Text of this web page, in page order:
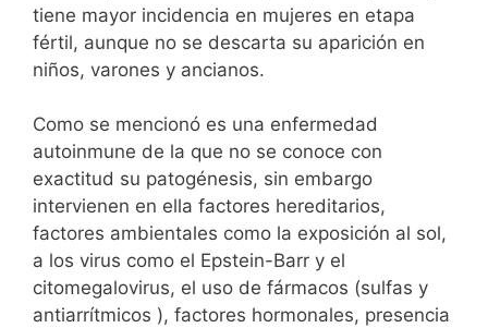
tiene mayor incidencia en mujeres en etapa
fértil, aunque no se descarta su aparición en
niños, varones y ancianos.
Como se mencionó es una enfermedad
autoinmune de la que no se conoce con
exactitud su patogénesis, sin embargo
intervienen en ella factores hereditarios,
factores ambientales como la exposición al sol,
a los virus como el Epstein-Barr y el
citomegalovirus, el uso de fármacos (sulfas y
antiarrítmicos ), factores hormonales, presencia